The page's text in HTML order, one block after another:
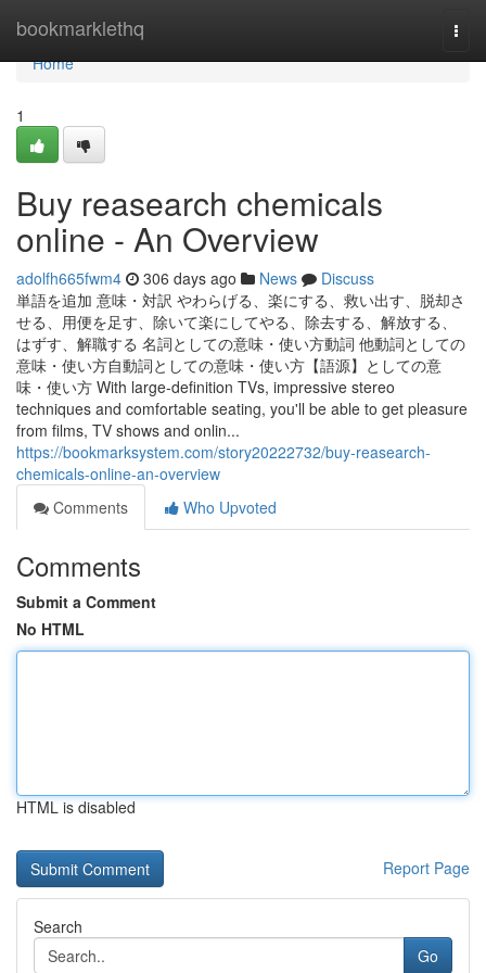
bookmarklethq
Home
Home
1
Buy reasearch chemicals
online - An Overview
adolfh665fwm4 306 days ago News
Discuss
単語を追加 意味・対訳 やわらげる、楽にする、救い出す、脱却さ
せる、用便を足す、除いて楽にしてやる、除去する、解放する、
はずす、解職する 名詞としての意味・使い方動詞 他動詞としての
意味・使い方自動詞としての意味・使い方【語源】としての意
味・使い方 With large-definition TVs, impressive stereo
techniques and comfortable seating, you'll be able to get pleasure
from films, TV shows and onlin...
https://bookmarksystem.com/story20222732/buy-reasearch-
chemicals-online-an-overview
Comments
Who Upvoted
Comments
Submit a Comment
No HTML
HTML is disabled
Report Page
Search
Go